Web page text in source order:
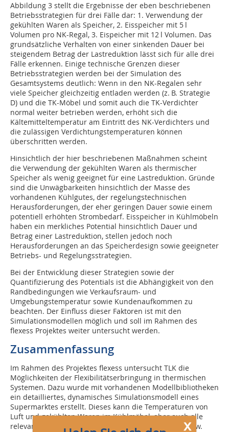
Abbildung 3 stellt die Ergebnisse der eben beschriebenen
Betriebsstrategien für drei Fälle dar: 1. Verwendung der
gekühlten Waren als Speicher, 2. Eisspeicher mit 5 l
Volumen pro NK-Regal, 3. Eispeicher mit 12 l Volumen. Das
grundsätzliche Verhalten von einer sinkenden Dauer bei
steigendem Betrag der Lastreduktion lässt sich für alle drei
Fälle erkennen. Einige technische Grenzen dieser
Betriebsstrategien werden bei der Simulation des
Gesamtsystems deutlich: Wenn in den NK-Regalen sehr
viele Speicher gleichzeitig entladen werden (z. B. Strategie
D) und die TK-Möbel und somit auch die TK-Verdichter
normal weiter betrieben werden, erhöht sich die
Kältemitteltemperatur am Eintritt des NK-Verdichters und
die zulässigen Verdichtungstemperaturen können
überschritten werden.
Hinsichtlich der hier beschriebenen Maßnahmen scheint
die Verwendung der gekühlten Waren als thermischer
Speicher als wenig geeignet für eine Lastreduktion. Gründe
sind die Unwägbarkeiten hinsichtlich der Masse des
vorhandenen Kühlgutes, der regelungstechnischen
Herausforderungen, der eher geringen Dauer sowie einem
potentiell erhöhten Strombedarf. Eisspeicher in Kühlmöbeln
haben ein merkliches Potential hinsichtlich Dauer und
Betrag einer Lastreduktion, stellen jedoch noch
Herausforderungen an das Speicherdesign sowie geeigneter
Betriebs- und Regelungsstrategien.
Bei der Entwicklung dieser Strategien sowie der
Quantifizierung des Potentials ist die Abhängigkeit von den
Randbedingungen wie Verkaufsraum- und
Umgebungstemperatur sowie Kundenaufkommen zu
beachten. Der Einfluss dieser Faktoren ist mit den
Simulationsmodellen möglich und soll im Rahmen des
flexess Projektes weiter untersucht werden.
Zusammenfassung
Im Rahmen des Projektes flexess untersucht TLK die
Möglichkeiten der Flexibilitätserbringung in thermischen
Systemen. Dazu wurde mit vorhandenen Modellbibliotheken
ein detailliertes, dynamisches Simulationsmodell eines
Supermarktes erstellt. Dieses kann die Temperaturen von
Luft und gekühlten Waren im Kühlmöbel, aber auch alle
relevanten regelungstechnischen Größen wie wie bspw.
x